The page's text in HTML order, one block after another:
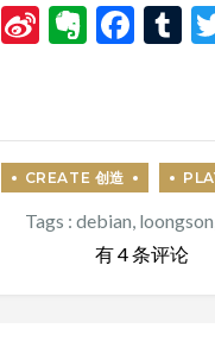
WeChat
Sina
Tags : debian, loongson
VLOG
有 4 条评论